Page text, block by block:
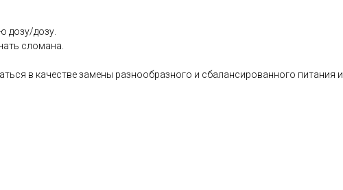
дозу/дозу.
сломана.
в качестве замены разнообразного и сбалансированного питания и